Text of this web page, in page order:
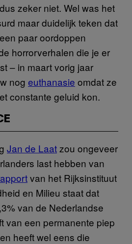
zeker niet. Wel was het
maar duidelijk teken dat
paar oordoppen
horrorverhalen die je er
– in maart vorig jaar
nog euthanasie omdat ze
constante geluid kon.
Jan de Laatzou ongeveer
last hebben van
van het Rijksinstituut
en Milieu staat dat
van de Nederlandse
van een permanente piep
heeft wel eens die